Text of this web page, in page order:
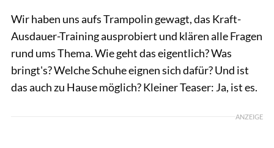
Wir haben uns aufs Trampolin gewagt, das Kraft-
Ausdauer-Training ausprobiert und klären alle Fragen
rund ums Thema. Wie geht das eigentlich? Was
bringt's? Welche Schuhe eignen sich dafür? Und ist
das auch zu Hause möglich? Kleiner Teaser: Ja, ist es.
ANZEIGE